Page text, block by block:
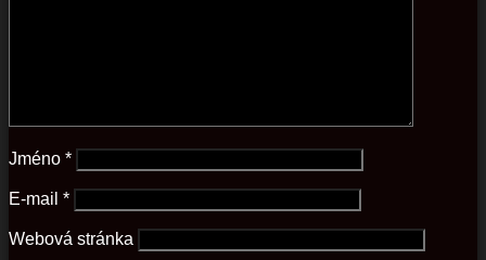
Jméno *
E-mail *
Webová stránka